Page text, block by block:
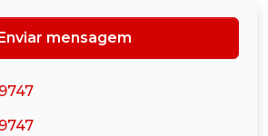
mensagem